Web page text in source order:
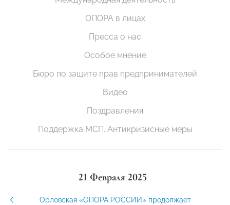
ОПОРА в лицах
Пресса о нас
Особое мнение
Бюро по защите прав предпринимателей
Видео
Поздравления
Поддержка МСП. Антикризисные меры
21 Февраля 2025
Орловская «ОПОРА РОССИИ» продолжает